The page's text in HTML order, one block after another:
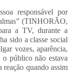
responsável por
(TINHORÃO,
a TV, durante a
sido a classe social
vozes, aparência,
público não estava
reação quando assim